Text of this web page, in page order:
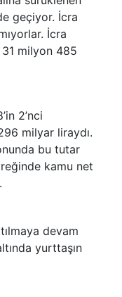
geçiyor. İcra
İcra
31 milyon 485
2’nci
milyar liraydı.
bu tutar
kamu net
devam
yurttaşın